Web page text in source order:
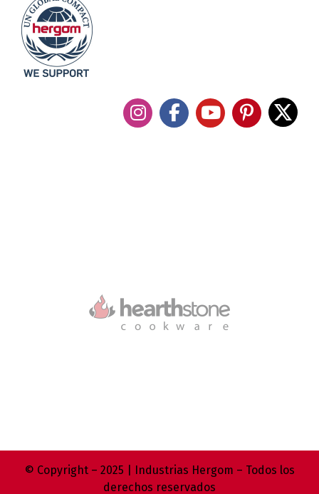
© Copyright – 2025 | Industrias Hergom – Todos los
derechos reservados